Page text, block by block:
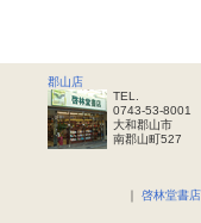
郡山店
TEL.
0743-53-8001
大和郡山市
南郡山町527
｜ 啓林堂書